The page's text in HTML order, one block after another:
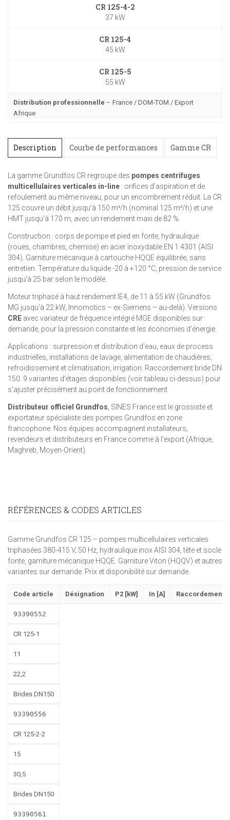
CR 125-4-2
37 kW
CR 125-4
45 kW
CR 125-5
55 kW
Distribution professionnelle – France / DOM-TOM / Export
Afrique
Description Courbe de performances Gamme CR
La gamme Grundfos CR regroupe des pompes centrifuges
multicellulaires verticales in-line : orifices d'aspiration et de
refoulement au même niveau, pour un encombrement réduit. La CR
125 couvre un débit jusqu'à 150 m³/h (nominal 125 m³/h) et une
HMT jusqu'à 170 m, avec un rendement maxi de 82 %.
Construction : corps de pompe et pied en fonte, hydraulique
(roues, chambres, chemise) en acier inoxydable EN 1.4301 (AISI
304). Garniture mécanique à cartouche HQQE équilibrée, sans
entretien. Température du liquide -20 à +120 °C, pression de service
jusqu'à 25 bar selon le modèle.
Moteur triphasé à haut rendement IE4, de 11 à 55 kW (Grundfos
MG jusqu'à 22 kW, Innomotics – ex-Siemens – au-delà). Versions
CRE avec variateur de fréquence intégré MGE disponibles sur
demande, pour la pression constante et les économies d'énergie.
Applications : surpression et distribution d'eau, eaux de process
industrielles, installations de lavage, alimentation de chaudières,
refroidissement et climatisation, irrigation. Raccordement bride DN
150. 9 variantes d'étages disponibles (voir tableau ci-dessus) pour
s'ajuster précisément au point de fonctionnement.
Distributeur officiel Grundfos , SINES France est le grossiste et
exportateur spécialiste des pompes Grundfos en zone
francophone. Nos équipes accompagnent installateurs,
revendeurs et distributeurs en France comme à l'export (Afrique,
Maghreb, Moyen-Orient).
RÉFÉRENCES & CODES ARTICLES
Gamme Grundfos CR 125 – pompes multicellulaires verticales
triphasées 380-415 V, 50 Hz, hydraulique inox AISI 304, tête et socle
fonte, garniture mécanique HQQE. Garniture Viton (HQQV) et autres
variantes sur demande. Prix et disponibilité sur demande.
Code article Désignation P2 [kW] In [A] Raccordement
93390552
CR 125-1
11
22,2
Brides DN150
93390556
CR 125-2-2
15
30,5
Brides DN150
93390561